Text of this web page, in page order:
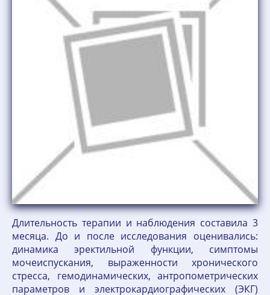
Длительность терапии и наблюдения составила 3
месяца. До и после исследования оценивались:
динамика эректильной функции, симптомы
мочеиспускания, выраженности хронического
стресса, гемодинамических, антропометрических
параметров и электрокардиографических (ЭКГ)